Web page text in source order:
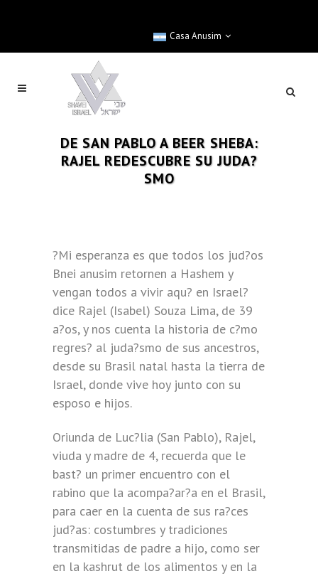
Casa Anusim
DE SAN PABLO A BEER SHEBA:
RAJEL REDESCUBRE SU JUDA?
SMO
?Mi esperanza es que todos los jud?os
Bnei anusim retornen a Hashem y
vengan todos a vivir aqu? en Israel?
dice Rajel (Isabel) Souza Lima, de 39
a?os, y nos cuenta la historia de c?mo
regres? al juda?smo de sus ancestros,
desde su Brasil natal hasta la tierra de
Israel, donde vive hoy junto con su
esposo e hijos.
Oriunda de Luc?lia (San Pablo), Rajel,
viuda y madre de 4, recuerda que le
bast? un primer encuentro con el
rabino que la acompa?ar?a en el Brasil,
para caer en la cuenta de sus ra?ces
jud?as: costumbres y tradiciones
transmitidas de padre a hijo, como ser
en la kashrut de los alimentos y en la